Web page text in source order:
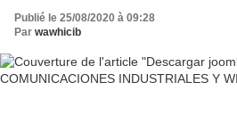
Publié le 25/08/2020 à 09:28
Par wawhicib